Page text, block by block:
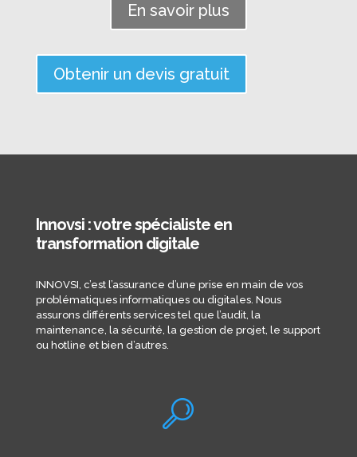
En savoir plus
Obtenir un devis gratuit
Innovsi : votre spécialiste en
transformation digitale
INNOVSI, c’est l’assurance d’une prise en main de vos
problématiques informatiques ou digitales. Nous
assurons différents services tel que l’audit, la
maintenance, la sécurité, la gestion de projet, le support
ou hotline et bien d’autres.